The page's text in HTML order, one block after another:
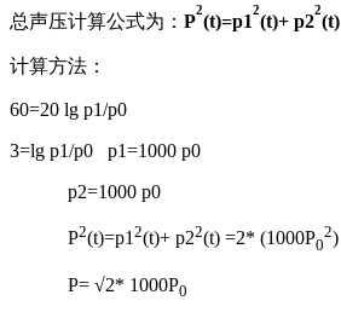
总声压计算公式为： P
2
(t)=p1
2
(t)+ p2
2
(t)
计算方法：
60=20 lg p1/p0
3=lg p1/p0 p1=1000 p0
p2=1000 p0
P2(t)=p1 2(t)+ p22(t) =2* (1000P0
2)
P= √2* 1000P0